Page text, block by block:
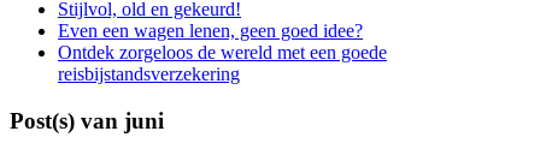
Stijlvol, old en gekeurd!
Even een wagen lenen, geen goed idee?
Ontdek zorgeloos de wereld met een goede
reisbijstandsverzekering
Post(s) van juni